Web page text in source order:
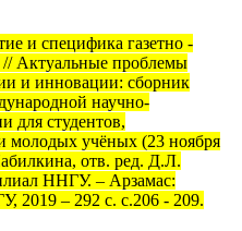
и специфика газетно -
// Актуальные проблемы
и инновации: сборник
научно-
для студентов,
молодых учёных (23 ноября
отв. ред. Д.Л.
ННГУ. – Арзамас:
2019 – 292 с. c.206 - 209.